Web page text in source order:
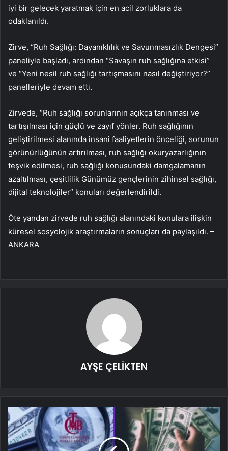
iyi bir gelecek yaratmak için en acil zorluklara da
odaklanıldı.
Zirve, “Ruh Sağlığı: Dayanıklılık ve Savunmasızlık Dengesi”
paneliyle başladı, ardından “Savaşın ruh sağlığına etkisi”
ve “Yeni nesil ruh sağlığı tartışmasını nasıl değiştiriyor?”
panelleriyle devam etti.
Zirvede, “Ruh sağlığı sorunlarının açıkça tanınması ve
tartışılması için güçlü ve zayıf yönler. Ruh sağlığının
geliştirilmesi alanında insani faaliyetlerin önceliği, sorunun
görünürlüğünün artırılması, ruh sağlığı okuryazarlığının
teşvik edilmesi, ruh sağlığı konusundaki damgalamanın
azaltılması, çeşitlilik Günümüz gençlerinin zihinsel sağlığı,
dijital teknolojiler” konuları değerlendirildi.
Öte yandan zirvede ruh sağlığı alanındaki konulara ilişkin
küresel sosyolojik araştırmaların sonuçları da paylaşıldı. –
ANKARA
AYŞE ÇELİKTEN